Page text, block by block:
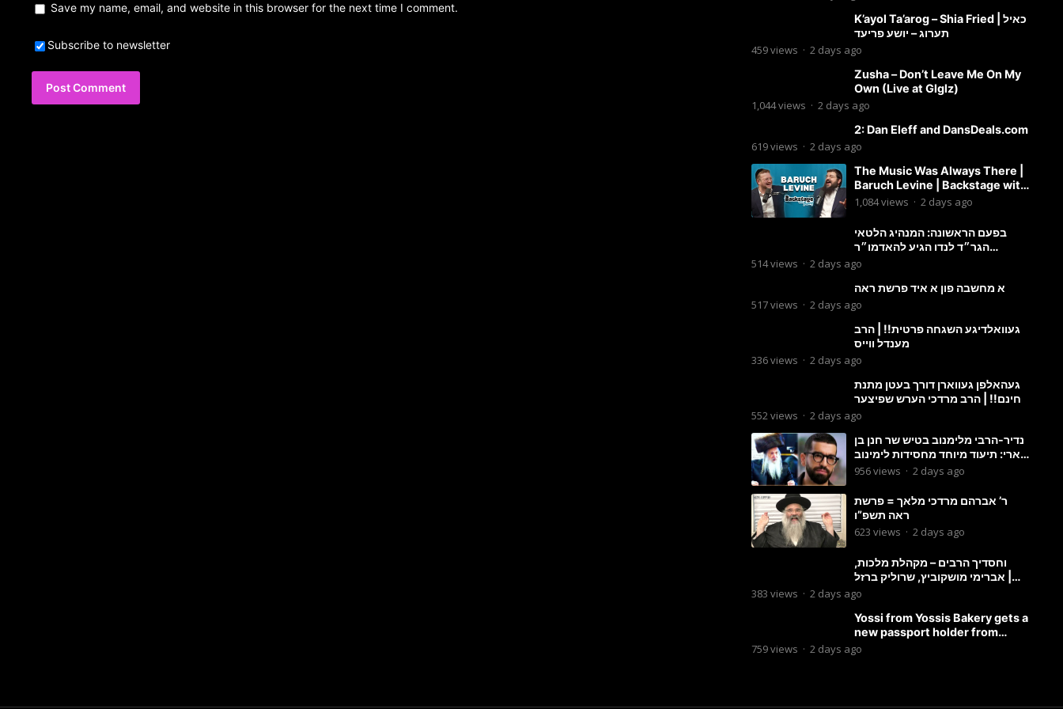
Save my name, email, and website in this browser for the next time I comment.
Subscribe to newsletter
K’ayol Ta’arog – Shia Fried | כאיל
תערוג – יושע פריעד
459views · 2 days ago
Zusha – Don’t Leave Me On My
Own (Live at Glglz)
1,044views · 2 days ago
2: Dan Eleff and DansDeals.com
619views · 2 days ago
The Music Was Always There |
Baruch Levine | Backstage with
Benny
1,084views · 2 days ago
בפעם הראשונה: המנהיג הלטאי
הגר״ד לנדו הגיע להאדמו״ר
מבעלזא: תיעוד ראשוני מהפגישה
514views · 2 days ago
א מחשבה פון א איד פרשת ראה
517views · 2 days ago
געוואלדיגע השגחה פרטית!! | הרב
מענדל ווייס
336views · 2 days ago
געהאלפן געווארן דורך בעטן מתנת
חינם!! | הרב מרדכי הערש שפיצער
552views · 2 days ago
נדיר-הרבי מלימנוב בטיש שר חנן בן
ארי: תיעוד מיוחד מחסידות לימינוב
956views · 2 days ago
ר’ אברהם מרדכי מלאך = פרשת
ראה תשפ”ו
623 views · 2 days ago
וחסדיך הרבים – מקהלת מלכות,
אברימי מושקוביץ, שרוליק ברזל |
Malchus Choir
383 views · 2 days ago
Yossi from Yossis Bakery gets a
new passport holder from
Globekeeper.co
759views · 2 days ago